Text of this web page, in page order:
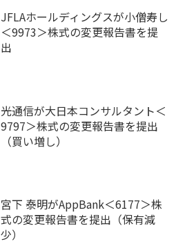
JFLAホールディングスが小僧寿し
＜9973＞株式の変更報告書を提
出
光通信が大日本コンサルタント＜
9797＞株式の変更報告書を提出
（買い増し）
宮下 泰明がAppBank＜6177＞株
式の変更報告書を提出（保有減
少）